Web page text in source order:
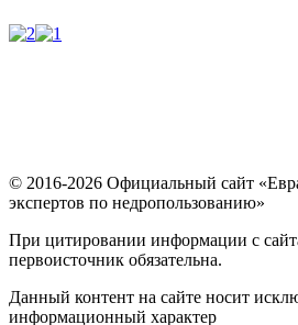
© 2016-2026 Официальный сайт
экспертов по недропользованию»
При цитировании информации с
первоисточник обязательна.
Данный контент на сайте носит
информационный характер